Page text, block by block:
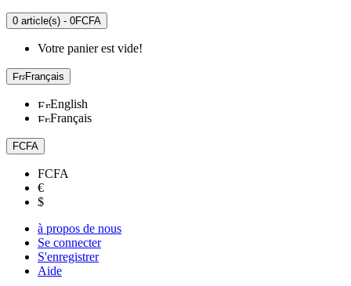
0 article(s) - 0FCFA
Votre panier est vide!
Français
English
Français
FCFA
FCFA
€
$
à propos de nous
Se connecter
S'enregistrer
Aide